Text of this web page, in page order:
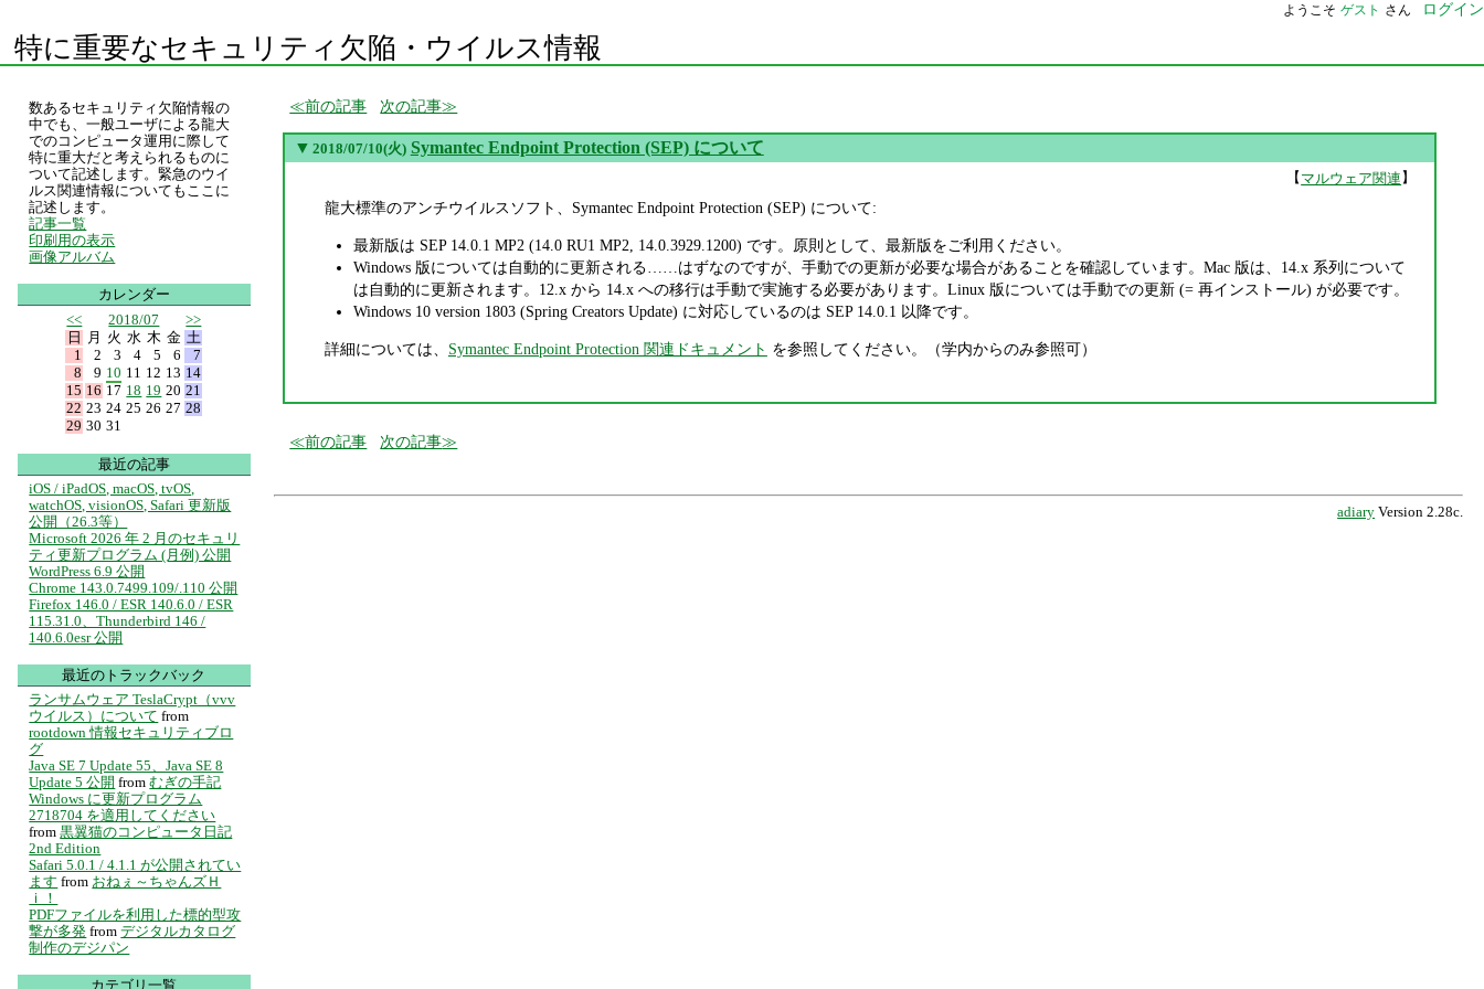
ようこそ ゲスト さん ログイン
特に重要なセキュリティ欠陥・ウイルス情報
前の記事 次の記事
▼ 2018/07/10(火) Symantec Endpoint Protection (SEP) について
【マルウェア関連】
龍大標準のアンチウイルスソフト、Symantec Endpoint Protection (SEP) について:
最新版は SEP 14.0.1 MP2 (14.0 RU1 MP2, 14.0.3929.1200) です。原則として、最新版をご利用ください。
Windows 版については自動的に更新される……はずなのですが、手動での更新が必要な場合があることを確認しています。Mac 版は、14.x 系列について
は自動的に更新されます。12.x から 14.x への移行は手動で実施する必要があります。Linux 版については手動での更新 (= 再インストール) が必要です。
Windows 10 version 1803 (Spring Creators Update) に対応しているのは SEP 14.0.1 以降です。
詳細については、 Symantec Endpoint Protection 関連ドキュメント を参照してください。（学内からのみ参照可）
前の記事 次の記事
adiary Version 2.28c.
数あるセキュリティ欠陥情報の
中でも、一般ユーザによる龍大
でのコンピュータ運用に際して
特に重大だと考えられるものに
ついて記述します。緊急のウイ
ルス関連情報についてもここに
記述します。
記事一覧
印刷用の表示
画像アルバム
カレンダー
<<
2018/07
>>
日
月 火 水 木 金 土
1
2 3 4 5 6
7
8
9 10 11 12 13 14
15 16 17 18 19 20 21
22 23 24 25 26 27 28
29 30 31
最近の記事
iOS / iPadOS, macOS, tvOS,
watchOS, visionOS, Safari 更新版
公開（26.3等）
Microsoft 2026 年 2 月のセキュリ
ティ更新プログラム (月例) 公開
WordPress 6.9 公開
Chrome 143.0.7499.109/.110 公開
Firefox 146.0 / ESR 140.6.0 / ESR
115.31.0、Thunderbird 146 /
140.6.0esr 公開
最近のトラックバック
ランサムウェア TeslaCrypt（vvv
ウイルス）について from
rootdown 情報セキュリティブロ
グ
Java SE 7 Update 55、Java SE 8
Update 5 公開 from むぎの手記
Windows に更新プログラム
2718704 を適用してください
from 黒翼猫のコンピュータ日記
2nd Edition
Safari 5.0.1 / 4.1.1 が公開されてい
ます from おねぇ～ちゃんズＨ
ｉ！
PDFファイルを利用した標的型攻
撃が多発 from デジタルカタログ
制作のデジパン
カテゴリ一覧